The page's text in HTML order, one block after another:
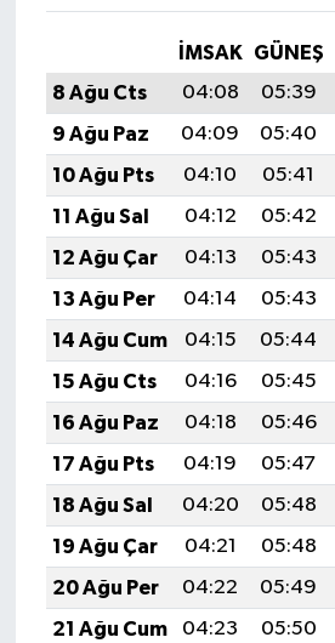
İMSAK GÜNEŞ
8 Ağu Cts
04:08 05:39
9 Ağu Paz
04:09 05:40
10 Ağu Pts
04:10 05:41
11 Ağu Sal
04:12 05:42
12 Ağu Çar
04:13 05:43
13 Ağu Per
04:14 05:43
14 Ağu Cum
04:15 05:44
15 Ağu Cts
04:16 05:45
16 Ağu Paz
04:18 05:46
17 Ağu Pts
04:19 05:47
18 Ağu Sal
04:20 05:48
19 Ağu Çar
04:21 05:48
20 Ağu Per
04:22 05:49
21 Ağu Cum
04:23 05:50